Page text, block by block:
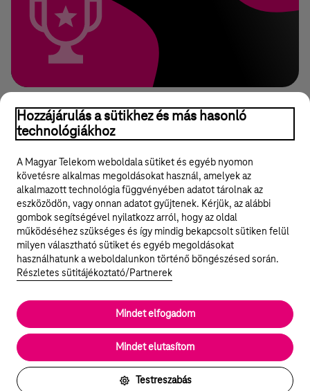
Legyél a Hello Biznisz közösség tagja!
REGISZTRÁLOK/BELÉPEK
© 2024 Magyar Telekom Nyrt.
Rólunk
Cookie beállítások
Jogi dokumentumok
Hozzájárulás a sütikhez és más hasonló
technológiákhoz
A Magyar Telekom weboldala sütiket és egyéb nyomon
követésre alkalmas megoldásokat használ, amelyek az
alkalmazott technológia függvényében adatot tárolnak az
eszközödön, vagy onnan adatot gyűjtenek. Kérjük, az alábbi
gombok segítségével nyilatkozz arról, hogy az oldal
működéséhez szükséges és így mindig bekapcsolt sütiken felül
milyen választható sütiket és egyéb megoldásokat
használhatunk a weboldalunkon történő böngészésed során.
Részletes sütitájékoztató/Partnerek
Testreszabás
Mindet elutasítom
Mindet elfogadom